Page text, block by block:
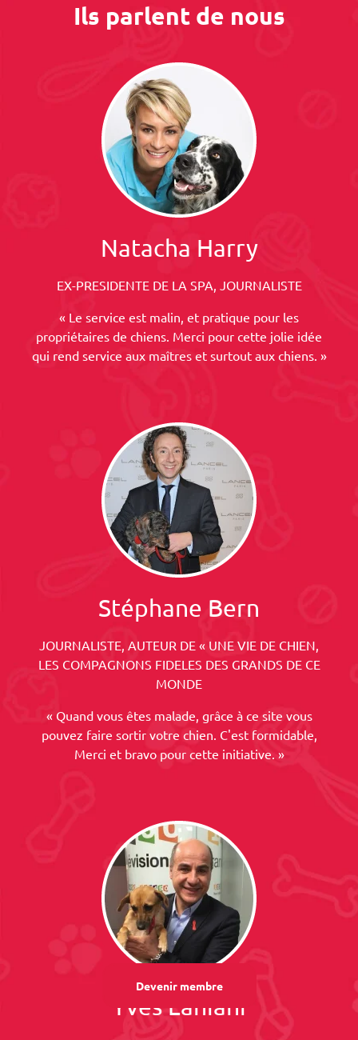
Devenir membre
Ils parlent de nous
Natacha Harry
EX-PRESIDENTE DE LA SPA, JOURNALISTE
« Le service est malin, et pratique pour les
propriétaires de chiens. Merci pour cette jolie idée
qui rend service aux maîtres et surtout aux chiens. »
Stéphane Bern
JOURNALISTE, AUTEUR DE « UNE VIE DE CHIEN,
LES COMPAGNONS FIDELES DES GRANDS DE CE
MONDE
« Quand vous êtes malade, grâce à ce site vous
pouvez faire sortir votre chien. C'est formidable,
Merci et bravo pour cette initiative. »
Yves Lahiani